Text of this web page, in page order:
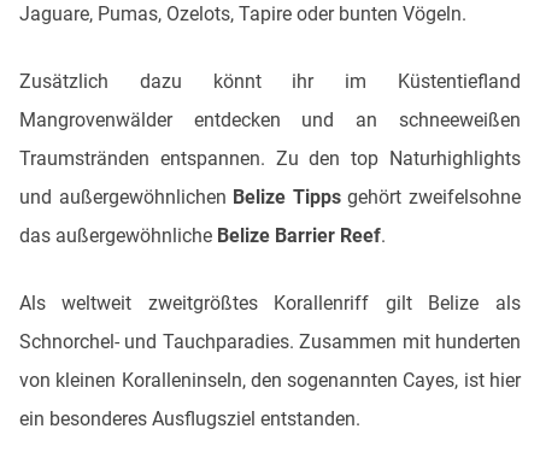
Jaguare, Pumas, Ozelots, Tapire oder bunten Vögeln.
Zusätzlich dazu könnt ihr im Küstentiefland
Mangrovenwälder entdecken und an schneeweißen
Traumstränden entspannen. Zu den top Naturhighlights
und außergewöhnlichen Belize Tippsgehört zweifelsohne
das außergewöhnliche Belize Barrier Reef.
Als weltweit zweitgrößtes Korallenriff gilt Belize als
Schnorchel- und Tauchparadies. Zusammen mit hunderten
von kleinen Koralleninseln, den sogenannten Cayes, ist hier
ein besonderes Ausflugsziel entstanden.